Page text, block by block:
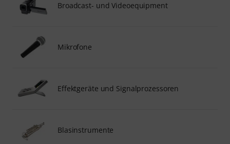
Broadcast- und Videoequipment
Mikrofone
Effektgeräte und Signalprozessoren
Blasinstrumente